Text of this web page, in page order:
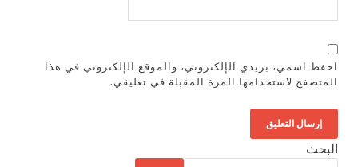
احفظ اسمي، بريدي الإلكتروني، والموقع الإلكتروني في هذا
المتصفح لاستخدامها المرة المقبلة في تعليقي.
البحث